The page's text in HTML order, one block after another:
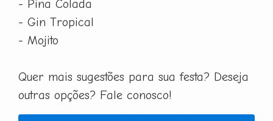
- Pina Colada
- Gin Tropical
- Mojito
Quer mais sugestões para sua festa? Deseja
outras opções? Fale conosco!